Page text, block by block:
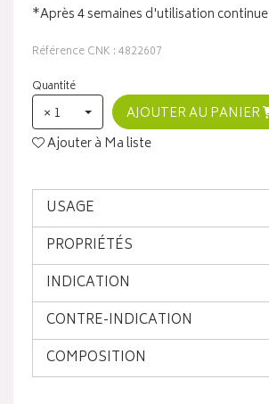
*Après 4 semaines d'utilisation continue
Référence CNK : 4822607
Quantité
× 1
AJOUTER AU PANIER
Ajouter à Ma liste
USAGE
PROPRIÉTÉS
INDICATION
CONTRE-INDICATION
COMPOSITION